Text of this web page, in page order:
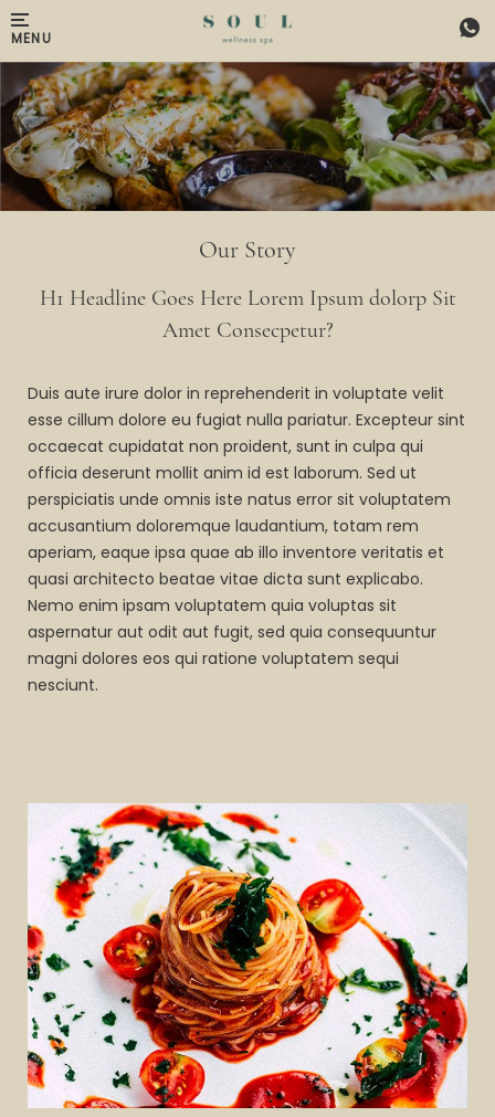
Skip to main content
MENU
Our Story
H1 Headline Goes Here Lorem Ipsum dolorp Sit
Amet Consecpetur?
Duis aute irure dolor in reprehenderit in voluptate velit
esse cillum dolore eu fugiat nulla pariatur. Excepteur sint
occaecat cupidatat non proident, sunt in culpa qui
officia deserunt mollit anim id est laborum. Sed ut
perspiciatis unde omnis iste natus error sit voluptatem
accusantium doloremque laudantium, totam rem
aperiam, eaque ipsa quae ab illo inventore veritatis et
quasi architecto beatae vitae dicta sunt explicabo.
Nemo enim ipsam voluptatem quia voluptas sit
aspernatur aut odit aut fugit, sed quia consequuntur
magni dolores eos qui ratione voluptatem sequi
nesciunt.